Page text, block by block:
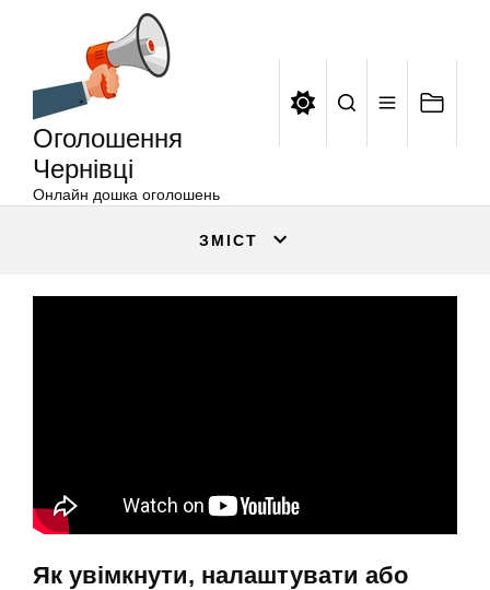
Оголошення
Чернівці
Онлайн дошка оголошень
ЗМІСТ
Як увімкнути, налаштувати або